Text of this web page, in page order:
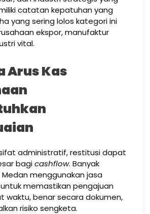
catatan kepatuhan yang
yang sering lolos kategori ini
ekspor, manufaktur
vital.
Arus Kas
administratif, restitusi dapat
bagicashflow. Banyak
menggunakan jasa
memastikan pengajuan
waktu, benar secara dokumen,
risiko sengketa.